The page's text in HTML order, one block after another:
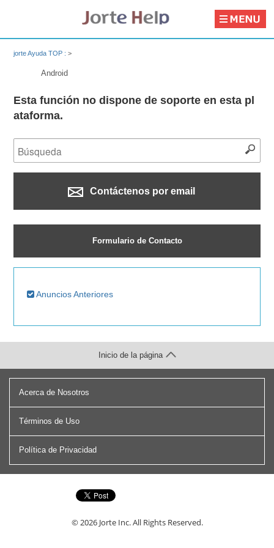
jorte Ayuda TOP :>
Android
Esta función no dispone de soporte en esta pl
ataforma.
Contáctenos por email
Formulario de Contacto
Anuncios Anteriores
Acerca de Nosotros
Términos de Uso
Política de Privacidad
© 2026 Jorte Inc.All Rights Reserved.
Inicio de la página